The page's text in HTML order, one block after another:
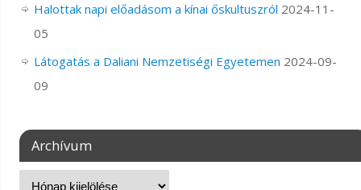
Halottak napi előadásom a kínai őskultuszról 2024-11-
05
Látogatás a Daliani Nemzetiségi Egyetemen 2024-09-
09
Archívum